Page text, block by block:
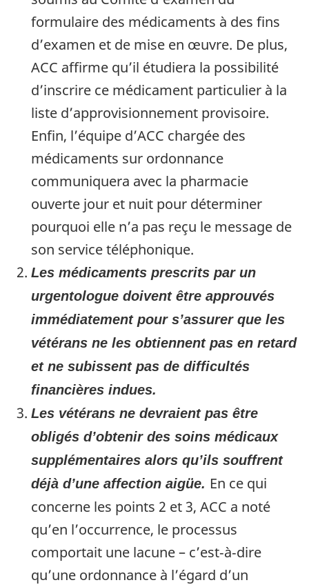
formulaire des médicaments à des fins
d’examen et de mise en œuvre. De plus,
ACC affirme qu’il étudiera la possibilité
d’inscrire ce médicament particulier à la
liste d’approvisionnement provisoire.
Enfin, l’équipe d’ACC chargée des
médicaments sur ordonnance
communiquera avec la pharmacie
ouverte jour et nuit pour déterminer
pourquoi elle n’a pas reçu le message de
son service téléphonique.
Les médicaments prescrits par un
urgentologue doivent être approuvés
immédiatement pour s’assurer que les
vétérans ne les obtiennent pas en retard
et ne subissent pas de difficultés
financières indues.
Les vétérans ne devraient pas être
obligés d’obtenir des soins médicaux
supplémentaires alors qu’ils souffrent
déjà d’une affection aigüe. En ce qui
concerne les points 2 et 3, ACC a noté
qu’en l’occurrence, le processus
comportait une lacune – c’est‑à‑dire
qu’une ordonnance à l’égard d’un